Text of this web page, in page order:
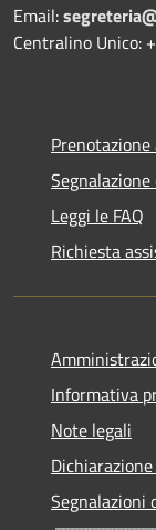
Email:
Centralino Unico:
Leggi le FAQ
Richiesta
Informativa
Note legali
Segnalazioni